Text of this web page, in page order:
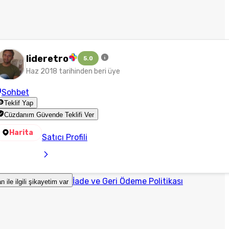
lideretro 5.0
Haz 2018 tarihinden beri üye
Sohbet
Teklif Yap
Cüzdanım Güvende Teklifi Ver
Harita Satıcı Profili
ile ilgili şikayetim var İade ve Geri Ödeme Politikası